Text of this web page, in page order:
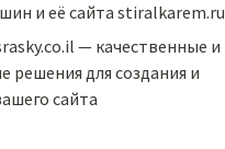
и её сайта stiralkarem.ru
— качественные и
решения для создания и
сайта